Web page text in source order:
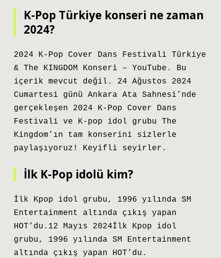
K-Pop Türkiye konseri ne zaman
2024?
2024 K-Pop Cover Dans Festivali Türkiye
& The KINGDOM Konseri – YouTube. Bu
içerik mevcut değil. 24 Ağustos 2024
Cumartesi günü Ankara Ata Sahnesi’nde
gerçekleşen 2024 K-Pop Cover Dans
Festivali ve K-pop idol grubu The
Kingdom’ın tam konserini sizlerle
paylaşıyoruz! Keyifli seyirler.
İlk K-Pop idolü kim?
İlk Kpop idol grubu, 1996 yılında SM
Entertainment altında çıkış yapan
HOT’du.12 Mayıs 2024İlk Kpop idol
grubu, 1996 yılında SM Entertainment
altında çıkış yapan HOT’du.